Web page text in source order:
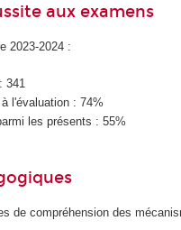
aux examens
2023-2024 :
341
l'évaluation : 74%
les présents : 55%
de compréhension des